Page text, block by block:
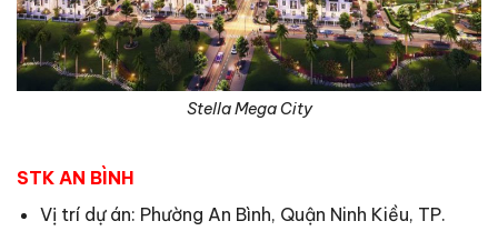
Stella Mega City
STK AN BÌNH
Vị trí dự án: Phường An Bình, Quận Ninh Kiều, TP.